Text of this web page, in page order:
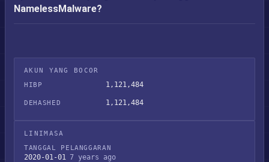
NamelessMalware?
AKUN YANG BOCOR
HIBP
1,121,484
DEHASHED 1,121,484
LINIMASA
TANGGAL PELANGGARAN
2020-01-01 7 years ago